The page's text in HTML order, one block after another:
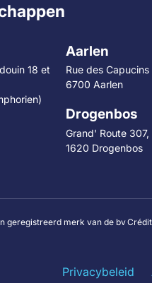
18 et
Aarlen
Rue des Capucins
6700 Aarlen
Drogenbos
Grand' Route 307,
1620 Drogenbos
geregistreerd merk van de bv
Privacybeleid